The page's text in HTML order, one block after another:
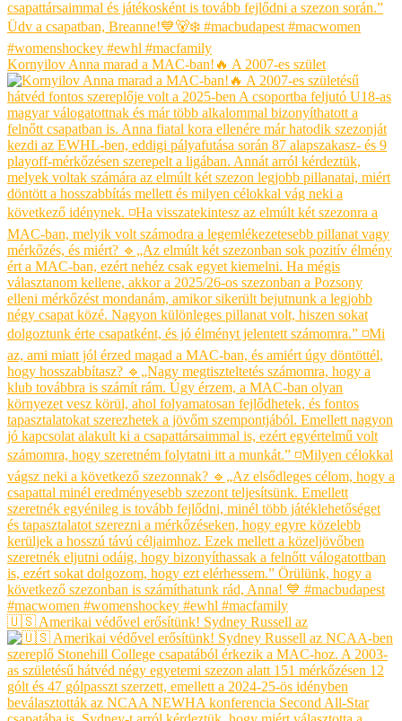
Kornyilov Anna marad a MAC-ban!🔥 A 2007-es szület
🇺🇸 Amerikai védővel erősítünk! Sydney Russell az